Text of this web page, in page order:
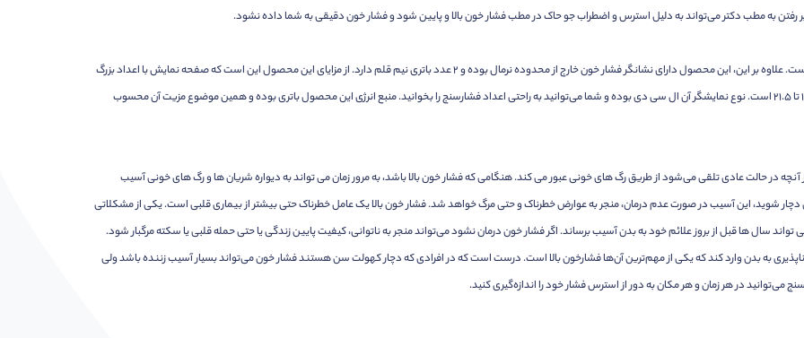
بر رفتن به مطب دکتر می‌تواند به دلیل استرس و اضطراب جو حاک در مطب فشار خون بالا و پایین شود و فشار خون دقیقی به شما داده نشود.
فشارسنج امرن مدل RS2 دارای نشانگر درست بسته شدن کاف است. علاوه بر این، این محصول دارای نشانگر فشار خون خارج از محدوده نرمال بوده و 2 عدد باتری نیم قلم دارد. از مزایای این محصول این است که صفحه نمایش با اعداد بزرگ
و خوانا را دارا است. همچنین سایز مچ و بازو در این فشارسنج 13.5 تا 21.5 است. نوع نمایشگر آن ال سی دی بوده و شما می‌توانید به راحتی اعداد فشارسنج را بخوانید. منبع انرژی این محصول باتری بوده و همین موضوع مزیت آن محسوب
آنچه در حالت عادی تلقی می‌شود از طریق رگ های خونی عبور می کند. هنگامی که فشار خون بالا باشد، به مرور زمان می تواند به دیواره شریان ها و رگ های خونی آسیب
شوید، این آسیب در صورت عدم درمان، منجر به عوارض خطرناک و حتی مرگ خواهد شد. فشار خون بالا یک عامل خطرناک حتی بیشتر از بیماری قلبی است. یکی از مشکلاتی
سال ها قبل از بروز علائم خود به بدن آسیب برساند. اگر فشار خون درمان نشود می‌تواند منجر به ناتوانی، کیفیت پایین زندگی یا حتی حمله قلبی یا سکته مرگبار شود.
به بدن وارد کند که یکی از مهم‌ترین آن‌ها فشارخون بالا است. درست است که در افرادی که دچار کهولت سن هستند فشار خون می‌تواند بسیار آسیب زننده باشد ولی
می‌توانید در هر زمان و هر مکان به دور از استرس فشار خود را اندازه‌گیری کنید.